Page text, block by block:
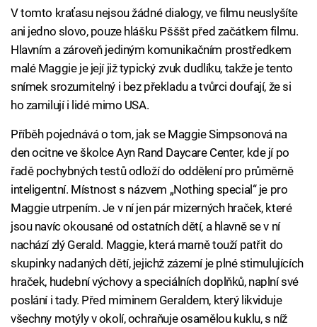
V tomto kraťasu nejsou žádné dialogy, ve filmu neuslyšíte
ani jedno slovo, pouze hlášku Pšššt před začátkem filmu.
Hlavním a zároveň jediným komunikačním prostředkem
malé Maggie je její již typický zvuk dudlíku, takže je tento
snímek srozumitelný i bez překladu a tvůrci doufají, že si
ho zamilují i lidé mimo USA.
Příběh pojednává o tom, jak se Maggie Simpsonová na
den ocitne ve školce Ayn Rand Daycare Center, kde jí po
řadě pochybných testů odloží do oddělení pro průměrně
inteligentní. Místnost s názvem „Nothing special“ je pro
Maggie utrpením. Je v ní jen pár mizerných hraček, které
jsou navíc okousané od ostatních dětí, a hlavně se v ní
nachází zlý Gerald. Maggie, která marně touží patřit do
skupinky nadaných dětí, jejichž zázemí je plné stimulujících
hraček, hudební výchovy a speciálních doplňků, naplní své
poslání i tady. Před miminem Geraldem, který likviduje
všechny motýly v okolí, ochraňuje osamělou kuklu, s níž